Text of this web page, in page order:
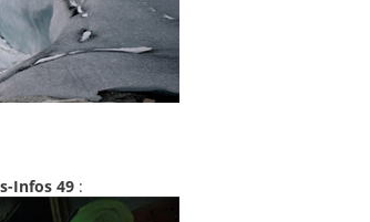
Infos 49 :